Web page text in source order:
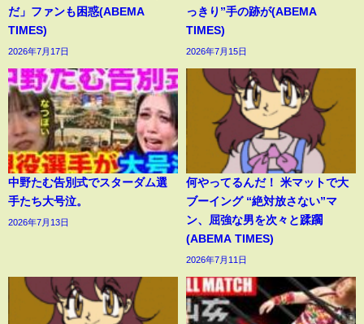
だ」ファンも困惑(ABEMA
TIMES)
2026年7月17日
っきり”手の跡が(ABEMA
TIMES)
2026年7月15日
中野たむ告別式でスターダム選
手たち大号泣。
2026年7月13日
何やってるんだ！ 米マットで大
ブーイング “絶対放さない”マ
ン、屈強な男を次々と蹂躙
(ABEMA TIMES)
2026年7月11日